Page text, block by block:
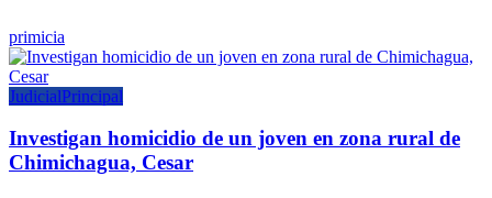
primicia
JudicialPrincipal
Investigan homicidio de un joven en zona rural de
Chimichagua, Cesar